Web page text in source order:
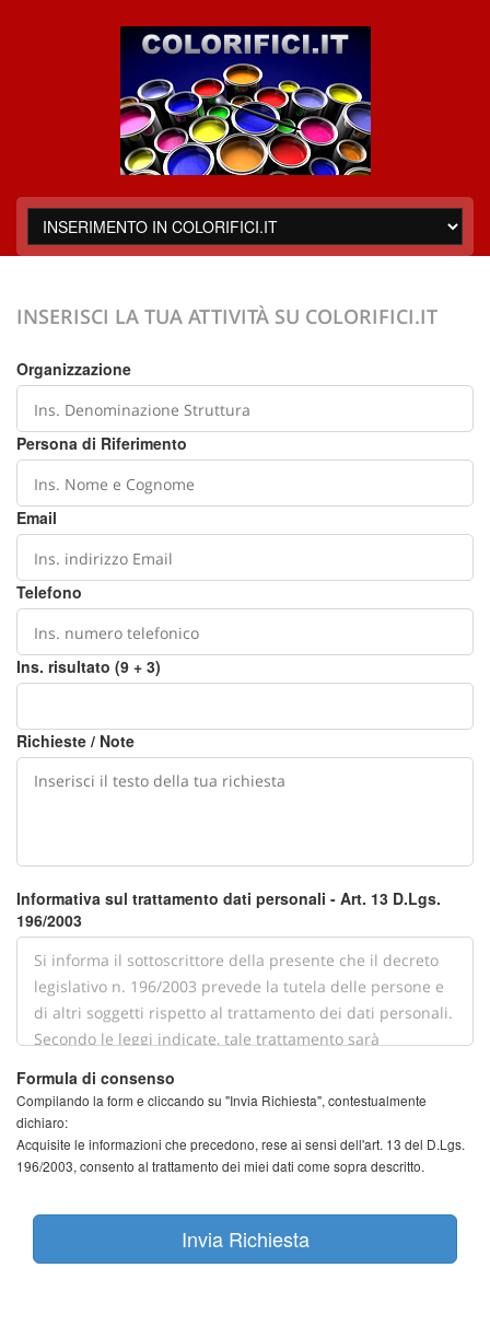
INSERISCI LA TUA ATTIVITÀ SU COLORIFICI.IT
Organizzazione
Persona di Riferimento
Email
Telefono
Ins. risultato (9 + 3)
Richieste / Note
Informativa sul trattamento dati personali - Art. 13 D.Lgs.
196/2003
Formula di consenso
Compilando la form e cliccando su "Invia Richiesta", contestualmente
dichiaro:
Acquisite le informazioni che precedono, rese ai sensi dell'art. 13 del D.Lgs.
196/2003, consento al trattamento dei miei dati come sopra descritto.
Invia Richiesta